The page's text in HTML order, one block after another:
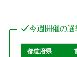
今週開催の選
都道府県